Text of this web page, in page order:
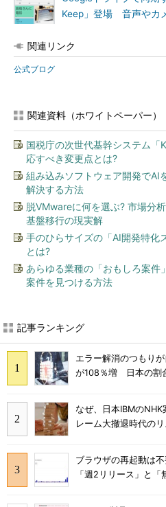
Keep」登場 音声やカ
関連リンク
公式ブログ
関連資料（ホワイトペーパー）
国税庁の次世代基幹システム「
応すべき変更点とは?
組み込みソフトウェア開発でAI
解決する方法
脱VMwareに何を選ぶ? 市場分
基盤移行の現実解
手のひらサイズの「AI開発特化
とは?
あらゆる業種の「おもしろ案件
案件を見つける方法
記事ランキング
エラー解消のつもり
が108％増 日本の割
なぜ、日本IBMの
レーム大撤退時代の
ブラウザの再起動は
「週2リリース」と「